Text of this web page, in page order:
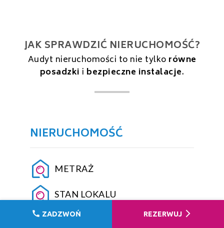
JAK SPRAWDZIĆ NIERUCHOMOŚĆ?
Audyt nieruchomości to nie tylko równe
posadzki i bezpieczne instalacje.
NIERUCHOMOŚĆ
METRAŻ
STAN LOKALU
STAN BUDYNKU
call ZADZWOŃ REZERWUJ arrow_forward_ios